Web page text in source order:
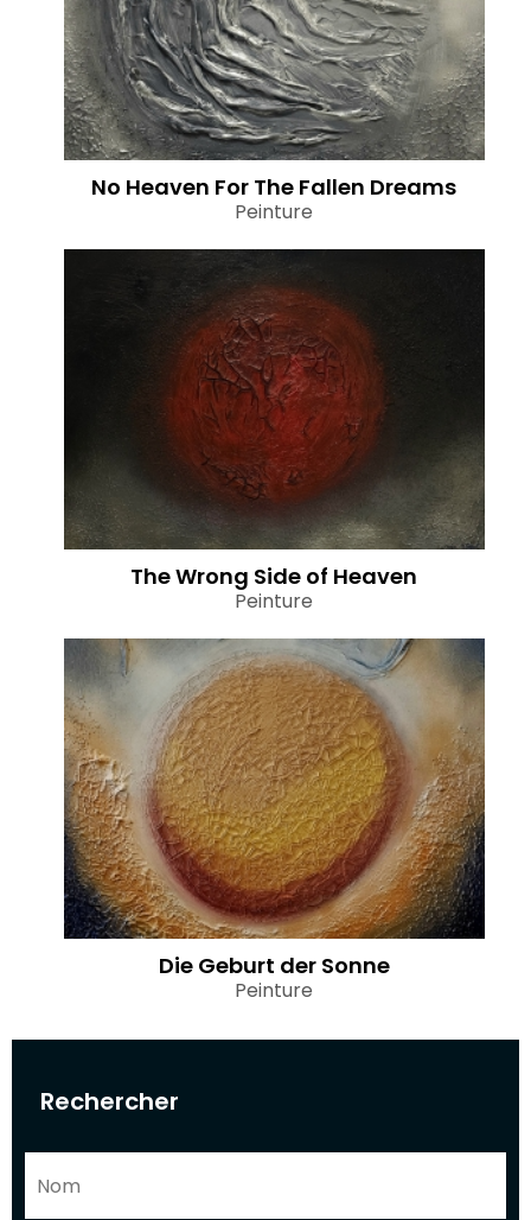
Rechercher
No Heaven For The Fallen Dreams
Peinture
The Wrong Side of Heaven
Peinture
Die Geburt der Sonne
Peinture